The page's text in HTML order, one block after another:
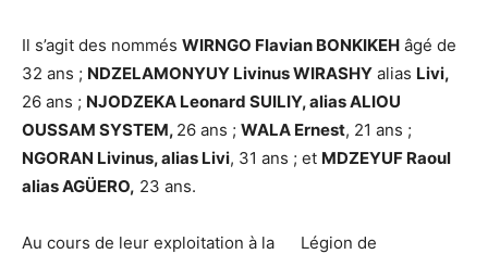
Il s’agit des nommés WIRNGO Flavian BONKIKEH âgé de
32 ans ; NDZELAMONYUY Livinus WIRASHY alias Livi,
26 ans ; NJODZEKA Leonard SUILIY, alias ALIOU
OUSSAM SYSTEM, 26 ans ; WALA Ernest, 21 ans ;
NGORAN Livinus, alias Livi, 31 ans ; et MDZEYUF Raoul
alias AGÜERO, 23 ans.
Au cours de leur exploitation à la Légion de